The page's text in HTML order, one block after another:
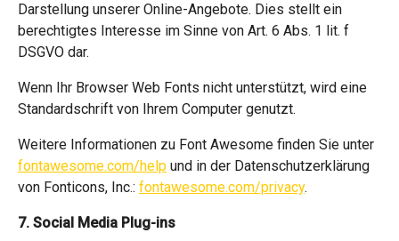
Darstellung unserer Online-Angebote. Dies stellt ein
berechtigtes Interesse im Sinne von Art. 6 Abs. 1 lit. f
DSGVO dar.
Wenn Ihr Browser Web Fonts nicht unterstützt, wird eine
Standardschrift von Ihrem Computer genutzt.
Weitere Informationen zu Font Awesome finden Sie unter
fontawesome.com/help und in der Datenschutzerklärung
von Fonticons, Inc.: fontawesome.com/privacy.
7. Social Media Plug-ins